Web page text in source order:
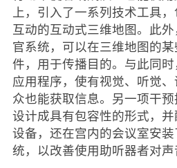
上，引入了一系列技术工具
互动的互动式三维地图。此
官系统，可以在三维地图的
件，用于传播目的。与此同
应用程序，使有视觉、听觉
众也能获取信息。另一项干预
设计成具有包容性的形式，
设备，还在宫内的会议室安
统，以改善使用助听器者对声